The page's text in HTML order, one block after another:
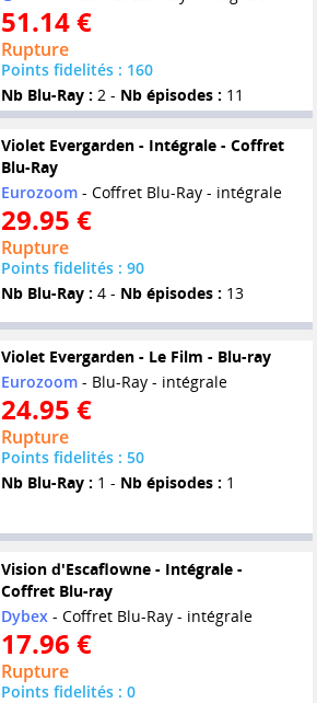
51.14 €
Rupture
Points fidelités : 160
Nb Blu-Ray : 2 - Nb épisodes : 11
Violet Evergarden - Intégrale - Coffret
Blu-Ray
Eurozoom- Coffret Blu-Ray - intégrale
29.95 €
Rupture
Points fidelités : 90
Nb Blu-Ray : 4 - Nb épisodes : 13
Violet Evergarden - Le Film - Blu-ray
Eurozoom- Blu-Ray - intégrale
24.95 €
Rupture
Points fidelités : 50
Nb Blu-Ray : 1 - Nb épisodes : 1
Vision d'Escaflowne - Intégrale -
Coffret Blu-ray
Dybex - Coffret Blu-Ray - intégrale
17.96 €
Rupture
Points fidelités : 0